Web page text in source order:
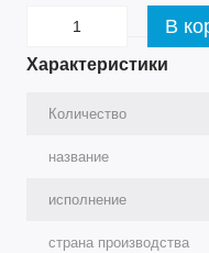
В
Характеристики
Количество
название
исполнение
страна производства